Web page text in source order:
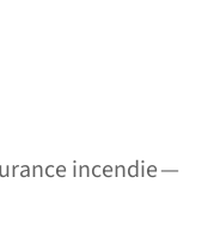
incendie —